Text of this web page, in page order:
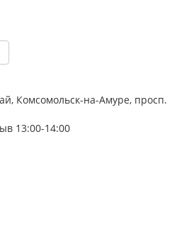
Комсомольск-на-Амуре, просп.
13:00-14:00